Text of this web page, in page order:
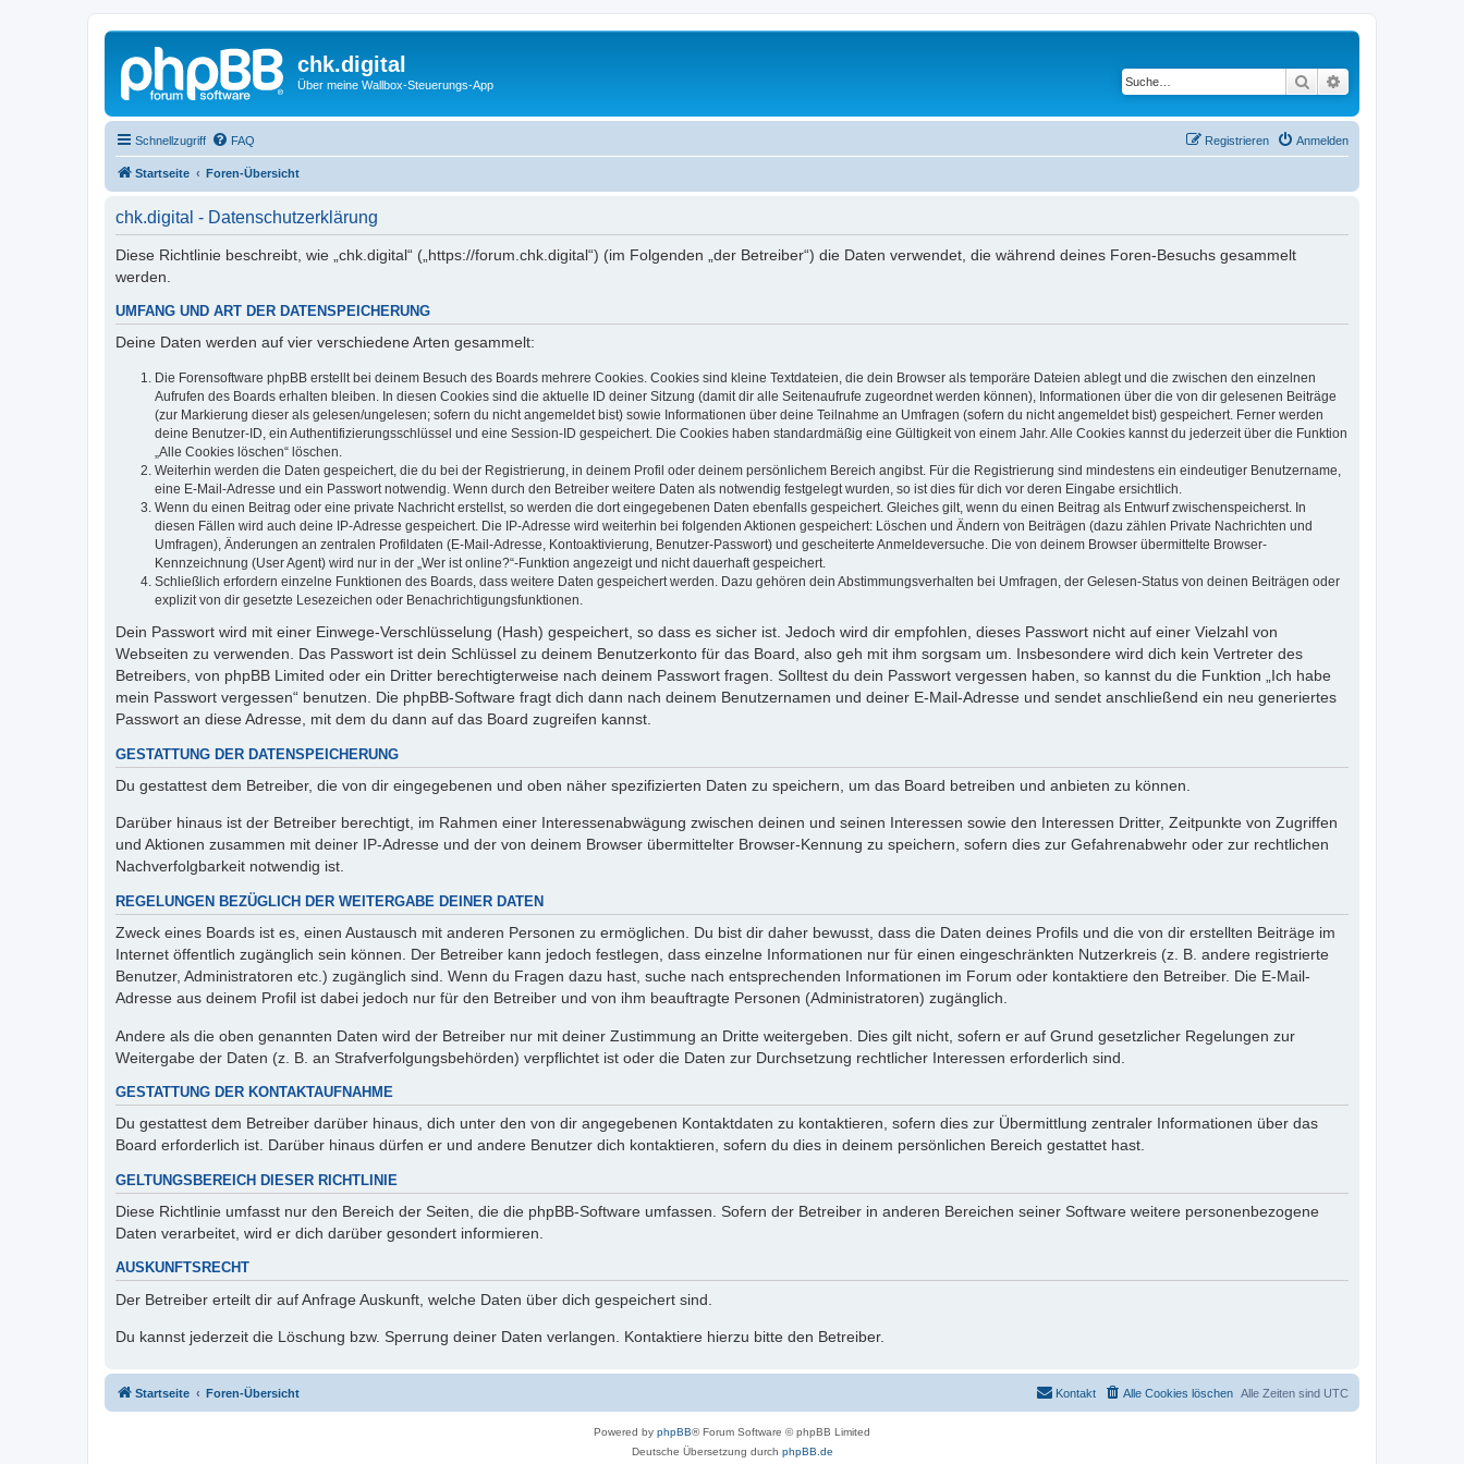
chk.digital
Über meine Wallbox-Steuerungs-App Suche
Schnellzugriff FAQ Anmelden
Registrieren
Startseite Foren-Übersicht
chk.digital - Datenschutzerklärung
Diese Richtlinie beschreibt, wie „chk.digital“ („https://forum.chk.digital“) (im Folgenden „der Betreiber“) die Daten verwendet, die während deines Foren-Besuchs gesammelt
werden.
UMFANG UND ART DER DATENSPEICHERUNG
Deine Daten werden auf vier verschiedene Arten gesammelt:
Die Forensoftware phpBB erstellt bei deinem Besuch des Boards mehrere Cookies. Cookies sind kleine Textdateien, die dein Browser als temporäre Dateien ablegt und die zwischen den einzelnen
Aufrufen des Boards erhalten bleiben. In diesen Cookies sind die aktuelle ID deiner Sitzung (damit dir alle Seitenaufrufe zugeordnet werden können), Informationen über die von dir gelesenen Beiträge
(zur Markierung dieser als gelesen/ungelesen; sofern du nicht angemeldet bist) sowie Informationen über deine Teilnahme an Umfragen (sofern du nicht angemeldet bist) gespeichert. Ferner werden
deine Benutzer-ID, ein Authentifizierungsschlüssel und eine Session-ID gespeichert. Die Cookies haben standardmäßig eine Gültigkeit von einem Jahr. Alle Cookies kannst du jederzeit über die Funktion
„Alle Cookies löschen“ löschen.
Weiterhin werden die Daten gespeichert, die du bei der Registrierung, in deinem Profil oder deinem persönlichem Bereich angibst. Für die Registrierung sind mindestens ein eindeutiger Benutzername,
eine E-Mail-Adresse und ein Passwort notwendig. Wenn durch den Betreiber weitere Daten als notwendig festgelegt wurden, so ist dies für dich vor deren Eingabe ersichtlich.
Wenn du einen Beitrag oder eine private Nachricht erstellst, so werden die dort eingegebenen Daten ebenfalls gespeichert. Gleiches gilt, wenn du einen Beitrag als Entwurf zwischenspeicherst. In
diesen Fällen wird auch deine IP-Adresse gespeichert. Die IP-Adresse wird weiterhin bei folgenden Aktionen gespeichert: Löschen und Ändern von Beiträgen (dazu zählen Private Nachrichten und
Umfragen), Änderungen an zentralen Profildaten (E-Mail-Adresse, Kontoaktivierung, Benutzer-Passwort) und gescheiterte Anmeldeversuche. Die von deinem Browser übermittelte Browser-
Kennzeichnung (User Agent) wird nur in der „Wer ist online?“-Funktion angezeigt und nicht dauerhaft gespeichert.
Schließlich erfordern einzelne Funktionen des Boards, dass weitere Daten gespeichert werden. Dazu gehören dein Abstimmungsverhalten bei Umfragen, der Gelesen-Status von deinen Beiträgen oder
explizit von dir gesetzte Lesezeichen oder Benachrichtigungsfunktionen.
Dein Passwort wird mit einer Einwege-Verschlüsselung (Hash) gespeichert, so dass es sicher ist. Jedoch wird dir empfohlen, dieses Passwort nicht auf einer Vielzahl von
Webseiten zu verwenden. Das Passwort ist dein Schlüssel zu deinem Benutzerkonto für das Board, also geh mit ihm sorgsam um. Insbesondere wird dich kein Vertreter des
Betreibers, von phpBB Limited oder ein Dritter berechtigterweise nach deinem Passwort fragen. Solltest du dein Passwort vergessen haben, so kannst du die Funktion „Ich habe
mein Passwort vergessen“ benutzen. Die phpBB-Software fragt dich dann nach deinem Benutzernamen und deiner E-Mail-Adresse und sendet anschließend ein neu generiertes
Passwort an diese Adresse, mit dem du dann auf das Board zugreifen kannst.
GESTATTUNG DER DATENSPEICHERUNG
Du gestattest dem Betreiber, die von dir eingegebenen und oben näher spezifizierten Daten zu speichern, um das Board betreiben und anbieten zu können.
Darüber hinaus ist der Betreiber berechtigt, im Rahmen einer Interessenabwägung zwischen deinen und seinen Interessen sowie den Interessen Dritter, Zeitpunkte von Zugriffen
und Aktionen zusammen mit deiner IP-Adresse und der von deinem Browser übermittelter Browser-Kennung zu speichern, sofern dies zur Gefahrenabwehr oder zur rechtlichen
Nachverfolgbarkeit notwendig ist.
REGELUNGEN BEZÜGLICH DER WEITERGABE DEINER DATEN
Zweck eines Boards ist es, einen Austausch mit anderen Personen zu ermöglichen. Du bist dir daher bewusst, dass die Daten deines Profils und die von dir erstellten Beiträge im
Internet öffentlich zugänglich sein können. Der Betreiber kann jedoch festlegen, dass einzelne Informationen nur für einen eingeschränkten Nutzerkreis (z. B. andere registrierte
Benutzer, Administratoren etc.) zugänglich sind. Wenn du Fragen dazu hast, suche nach entsprechenden Informationen im Forum oder kontaktiere den Betreiber. Die E-Mail-
Adresse aus deinem Profil ist dabei jedoch nur für den Betreiber und von ihm beauftragte Personen (Administratoren) zugänglich.
Andere als die oben genannten Daten wird der Betreiber nur mit deiner Zustimmung an Dritte weitergeben. Dies gilt nicht, sofern er auf Grund gesetzlicher Regelungen zur
Weitergabe der Daten (z. B. an Strafverfolgungsbehörden) verpflichtet ist oder die Daten zur Durchsetzung rechtlicher Interessen erforderlich sind.
GESTATTUNG DER KONTAKTAUFNAHME
Du gestattest dem Betreiber darüber hinaus, dich unter den von dir angegebenen Kontaktdaten zu kontaktieren, sofern dies zur Übermittlung zentraler Informationen über das
Board erforderlich ist. Darüber hinaus dürfen er und andere Benutzer dich kontaktieren, sofern du dies in deinem persönlichen Bereich gestattet hast.
GELTUNGSBEREICH DIESER RICHTLINIE
Diese Richtlinie umfasst nur den Bereich der Seiten, die die phpBB-Software umfassen. Sofern der Betreiber in anderen Bereichen seiner Software weitere personenbezogene
Daten verarbeitet, wird er dich darüber gesondert informieren.
AUSKUNFTSRECHT
Der Betreiber erteilt dir auf Anfrage Auskunft, welche Daten über dich gespeichert sind.
Du kannst jederzeit die Löschung bzw. Sperrung deiner Daten verlangen. Kontaktiere hierzu bitte den Betreiber.
Startseite Foren-Übersicht Alle Zeiten sind UTC
Alle Cookies löschen
Kontakt
Powered by phpBB® Forum Software © phpBB Limited
Deutsche Übersetzung durch phpBB.de